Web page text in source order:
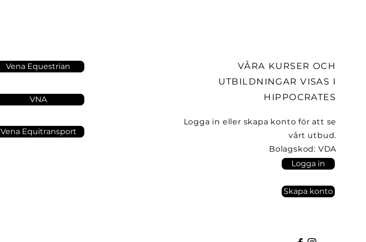
Vena Equestrian
VÅRA KURSER OCH
UTBILDNINGAR VISAS I
HIPPOCRATES
Logga in eller skapa konto för att se
vårt utbud.
Bolagskod: VDA
Logga in
Skapa konto
VNA
Vena Equitransport